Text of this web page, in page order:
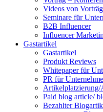
Videos von
Seminare für
B2B Influencer
Influencer
Gastartikel
Gastartikel
Produkt Reviews
Whitepaper für
PR für
Artikelplatzierung/
Paid blog article/
Bezahlter